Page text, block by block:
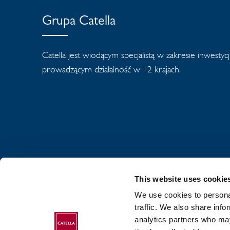
This website uses
We use cookies to
traffic. We also share
analytics partners who
Grupa Catella
Catella jest wiodącym specjalistą w zakresie
prowadzącym działalność w 12 krajach.
O GRUPIE